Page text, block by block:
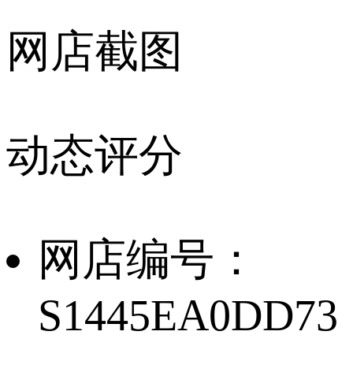
主营类目为保健
品及医药,已开通
成人用品情趣用
人,优质店铺,本人
出售,成人用品多
网店截图
动态评分
网店编号：
S1445EA0DD73